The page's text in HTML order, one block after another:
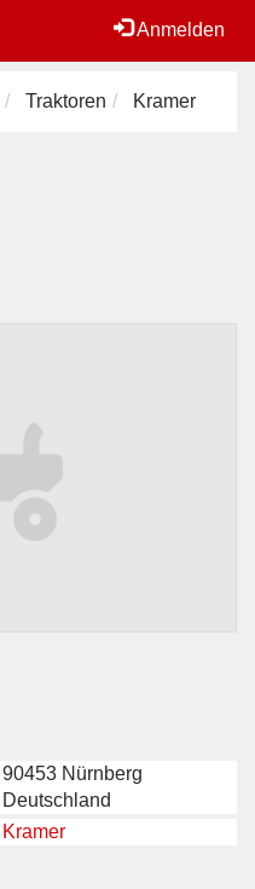
Anmelden
Traktoren Kramer
90453 Nürnberg
Deutschland
Kramer